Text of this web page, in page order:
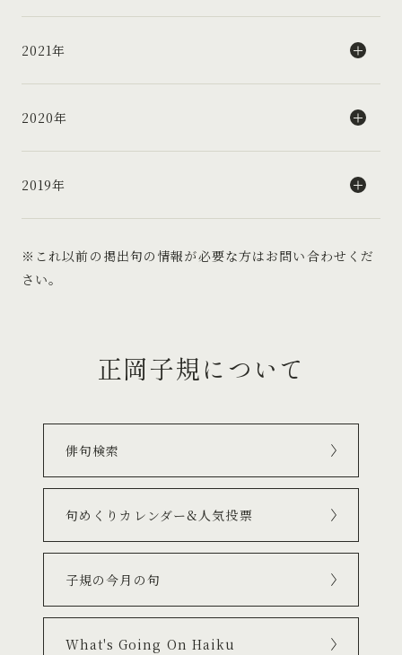
2021年
2020年
2019年
※これ以前の掲出句の情報が必要な方はお問い合わせくだ
さい。
正岡子規について
俳句検索
句めくりカレンダー&人気投票
子規の今月の句
What's Going On Haiku